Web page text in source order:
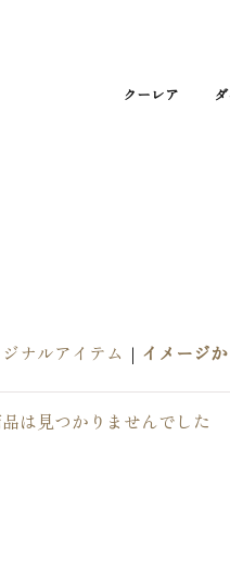
クーレア
ナルアイテム | イメージ
は見つかりませんでした